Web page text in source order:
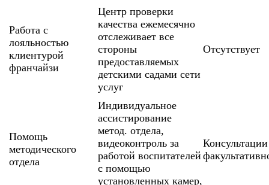
Работа с
лояльностью
клиентурой
франчайзи
Центр проверки
качества ежемесячно
отслеживает все
стороны
предоставляемых
детскими садами сети
услуг
Отсутствует
Помощь
методического
отдела
Индивидуальное
ассистирование
метод. отдела,
видеоконтроль за
работой воспитателей
с помощью
установленных камер,
Консультации